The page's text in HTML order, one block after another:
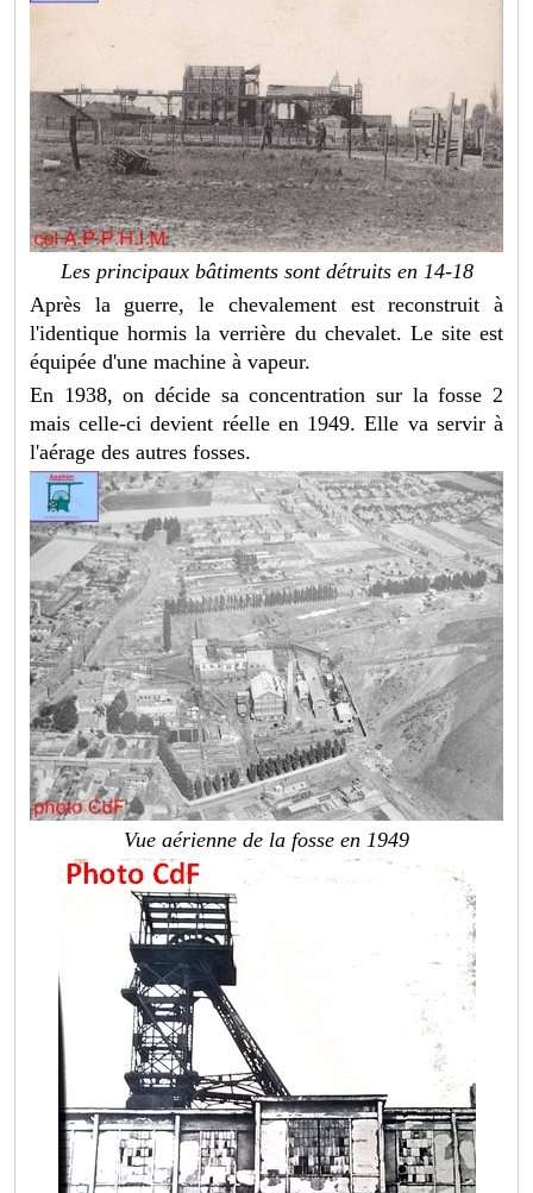
Les principaux bâtiments sont détruits en 14-18
Après la guerre, le chevalement est reconstruit à
l'identique hormis la verrière du chevalet. Le site est
équipée d'une machine à vapeur.
En 1938, on décide sa concentration sur la fosse 2
mais celle-ci devient réelle en 1949. Elle va servir à
l'aérage des autres fosses.
Vue aérienne de la fosse en 1949